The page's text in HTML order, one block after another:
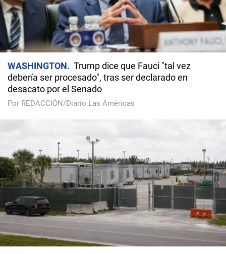
WASHINGTON
Trump dice que Fauci "tal vez
debería ser procesado", tras ser declarado en
desacato por el Senado
Por REDACCIÓN/Diario Las Américas